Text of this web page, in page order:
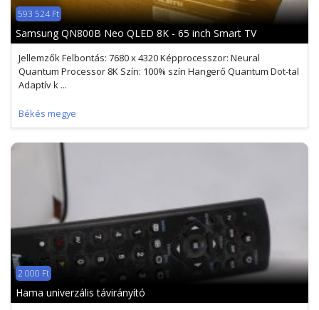
593 524 Ft
Samsung QN800B Neo QLED 8K - 65 inch Smart TV
Jellemzők Felbontás: 7680 x 4320 Képprocesszor: Neural
Quantum Processor 8K Szín: 100% szín Hangerő Quantum Dot-tal
Adaptív k ...
Békés megye
2 000 Ft
Hama univerzális távirányító